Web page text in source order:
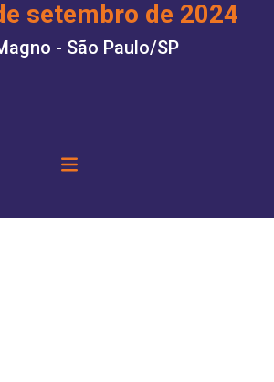
setembro de 2024
- São Paulo/SP